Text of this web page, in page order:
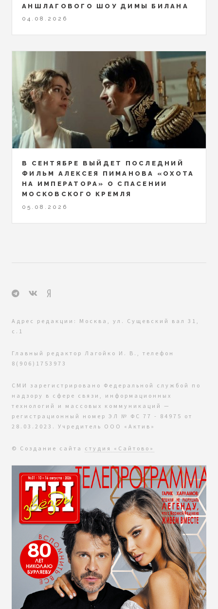
АНШЛАГОВОГО ШОУ ДИМЫ БИЛАНА
04.08.2026
В СЕНТЯБРЕ ВЫЙДЕТ ПОСЛЕДНИЙ
ФИЛЬМ АЛЕКСЕЯ ПИМАНОВА «ОХОТА
НА ИМПЕРАТОРА» О СПАСЕНИИ
МОСКОВСКОГО КРЕМЛЯ
05.08.2026
Адрес редакции: Москва, ул. Сущевский вал 31,
с.1
Главный редактор Лагойко И. В., телефон
8(906)1753973
СМИ зарегистрировано Федеральной службой по
надзору в сфере связи, информационных
технологий и массовых коммуникаций —
регистрационный номер ЭЛ № ФС 77 - 84975 от
28.03.2023. Учредитель ООО «Актив»
© Создание сайта студия «Сайтово»